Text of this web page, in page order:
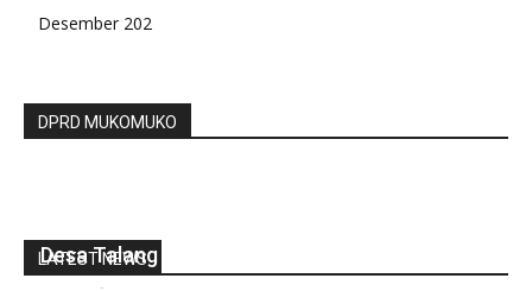
Desember 202
DPRD MUKOMUKO
LATEST NEWS
Desa Talang Pungguk Ucapkan Terimakasih
-